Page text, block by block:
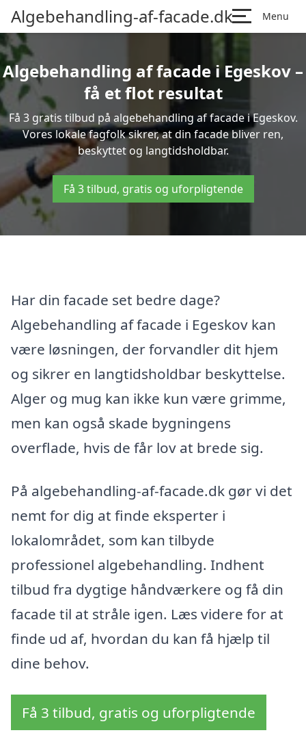
Algebehandling-af-facade.dk Menu
Algebehandling af facade i Egeskov –
få et flot resultat
Få 3 gratis tilbud på algebehandling af facade i Egeskov.
Vores lokale fagfolk sikrer, at din facade bliver ren,
beskyttet og langtidsholdbar.
Få 3 tilbud, gratis og uforpligtende
Har din facade set bedre dage?
Algebehandling af facade i Egeskov kan
være løsningen, der forvandler dit hjem
og sikrer en langtidsholdbar beskyttelse.
Alger og mug kan ikke kun være grimme,
men kan også skade bygningens
overflade, hvis de får lov at brede sig.
På algebehandling-af-facade.dk gør vi det
nemt for dig at finde eksperter i
lokalområdet, som kan tilbyde
professionel algebehandling. Indhent
tilbud fra dygtige håndværkere og få din
facade til at stråle igen. Læs videre for at
finde ud af, hvordan du kan få hjælp til
dine behov.
Få 3 tilbud, gratis og uforpligtende